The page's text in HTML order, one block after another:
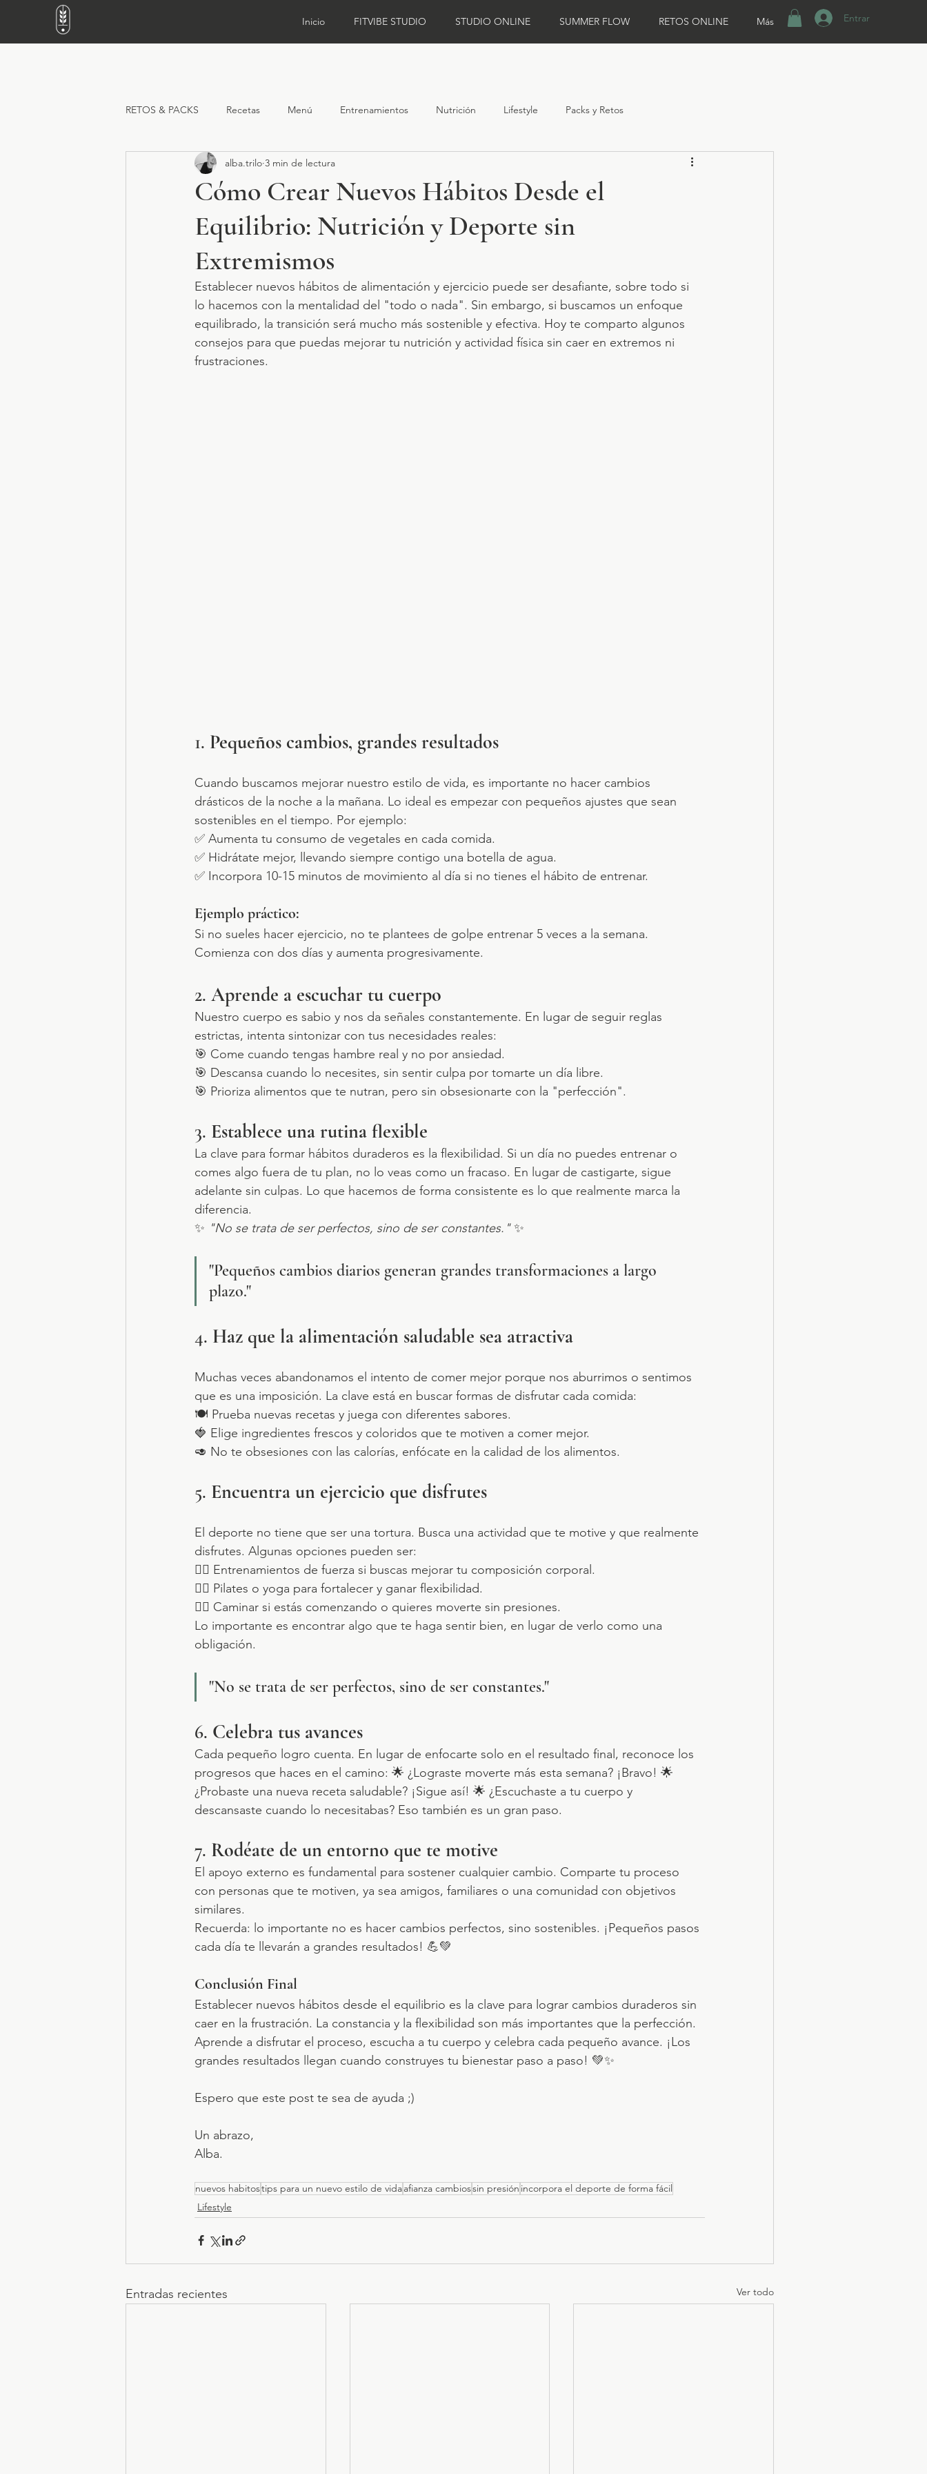
Inicio FITVIBE STUDIO STUDIO ONLINE SUMMER FLOW RETOS ONLINE Más Entrar
RETOS & PACKS Recetas Menú Entrenamientos Nutrición Lifestyle Packs y Retos
Cómo Crear Nuevos Hábitos Desde el
Equilibrio: Nutrición y Deporte sin
Extremismos
alba.trilo 3 min de lectura
Establecer nuevos hábitos de alimentación y ejercicio puede ser desafiante, sobre todo si
lo hacemos con la mentalidad del "todo o nada". Sin embargo, si buscamos un enfoque
equilibrado, la transición será mucho más sostenible y efectiva. Hoy te comparto algunos
consejos para que puedas mejorar tu nutrición y actividad física sin caer en extremos ni
frustraciones.
1. Pequeños cambios, grandes resultados
Cuando buscamos mejorar nuestro estilo de vida, es importante no hacer cambios
drásticos de la noche a la mañana. Lo ideal es empezar con pequeños ajustes que sean
sostenibles en el tiempo. Por ejemplo:
✅ Aumenta tu consumo de vegetales en cada comida.
✅ Hidrátate mejor, llevando siempre contigo una botella de agua.
✅ Incorpora 10-15 minutos de movimiento al día si no tienes el hábito de entrenar.
Ejemplo práctico:
Si no sueles hacer ejercicio, no te plantees de golpe entrenar 5 veces a la semana.
Comienza con dos días y aumenta progresivamente.
2. Aprende a escuchar tu cuerpo
Nuestro cuerpo es sabio y nos da señales constantemente. En lugar de seguir reglas
estrictas, intenta sintonizar con tus necesidades reales:
🎯 Come cuando tengas hambre real y no por ansiedad.
🎯 Descansa cuando lo necesites, sin sentir culpa por tomarte un día libre.
🎯 Prioriza alimentos que te nutran, pero sin obsesionarte con la "perfección".
3. Establece una rutina flexible
La clave para formar hábitos duraderos es la flexibilidad. Si un día no puedes entrenar o
comes algo fuera de tu plan, no lo veas como un fracaso. En lugar de castigarte, sigue
adelante sin culpas. Lo que hacemos de forma consistente es lo que realmente marca la
diferencia.
✨ "No se trata de ser perfectos, sino de ser constantes." ✨
"Pequeños cambios diarios generan grandes transformaciones a largo
plazo."
4. Haz que la alimentación saludable sea atractiva
Muchas veces abandonamos el intento de comer mejor porque nos aburrimos o sentimos
que es una imposición. La clave está en buscar formas de disfrutar cada comida:
🍽 Prueba nuevas recetas y juega con diferentes sabores.
🍓 Elige ingredientes frescos y coloridos que te motiven a comer mejor.
🥑 No te obsesiones con las calorías, enfócate en la calidad de los alimentos.
5. Encuentra un ejercicio que disfrutes
El deporte no tiene que ser una tortura. Busca una actividad que te motive y que realmente
disfrutes. Algunas opciones pueden ser:
🏋️‍♀️ Entrenamientos de fuerza si buscas mejorar tu composición corporal.
🧘‍♀️ Pilates o yoga para fortalecer y ganar flexibilidad.
🚶‍♀️ Caminar si estás comenzando o quieres moverte sin presiones.
Lo importante es encontrar algo que te haga sentir bien, en lugar de verlo como una
obligación.
"No se trata de ser perfectos, sino de ser constantes."
6. Celebra tus avances
Cada pequeño logro cuenta. En lugar de enfocarte solo en el resultado final, reconoce los
progresos que haces en el camino: 🌟 ¿Lograste moverte más esta semana? ¡Bravo! 🌟
¿Probaste una nueva receta saludable? ¡Sigue así! 🌟 ¿Escuchaste a tu cuerpo y
descansaste cuando lo necesitabas? Eso también es un gran paso.
7. Rodéate de un entorno que te motive
El apoyo externo es fundamental para sostener cualquier cambio. Comparte tu proceso
con personas que te motiven, ya sea amigos, familiares o una comunidad con objetivos
similares.
Recuerda: lo importante no es hacer cambios perfectos, sino sostenibles. ¡Pequeños pasos
cada día te llevarán a grandes resultados! 💪💚
Conclusión Final
Establecer nuevos hábitos desde el equilibrio es la clave para lograr cambios duraderos sin
caer en la frustración. La constancia y la flexibilidad son más importantes que la perfección.
Aprende a disfrutar el proceso, escucha a tu cuerpo y celebra cada pequeño avance. ¡Los
grandes resultados llegan cuando construyes tu bienestar paso a paso! 💚✨
Espero que este post te sea de ayuda ;)
Un abrazo,
Alba.
nuevos habitostips para un nuevo estilo de vidaafianza cambiossin presión incorpora el deporte de forma fácil
Lifestyle
Entradas recientes Ver todo